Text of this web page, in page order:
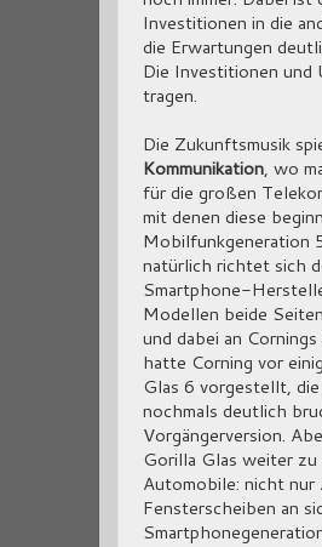
Investitionen in die
die Erwartungen
Die Investitionen und
tragen.
Die Zukunftsmusik
Kommunikation, wo
für die großen
mit denen diese
Mobilfunkgeneration
natürlich richtet sich
Smartphone-
Modellen beide
und dabei an
hatte Corning vor
Glas 6 vorgestellt,
nochmals deutlich
Vorgängerversion.
Gorilla Glas weiter
Automobile: nicht nur
Fensterscheiben an